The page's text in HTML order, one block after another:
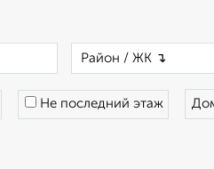
Не последний этаж